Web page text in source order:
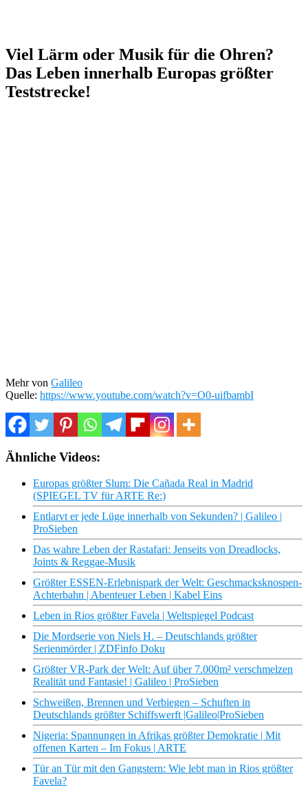
Viel Lärm oder Musik für die Ohren?
Das Leben innerhalb Europas größter
Teststrecke!
Mehr von Galileo
Quelle: https://www.youtube.com/watch?v=O0-uifbambI
Ähnliche Videos:
Europas größter Slum: Die Cañada Real in Madrid
(SPIEGEL TV für ARTE Re:)
Entlarvt er jede Lüge innerhalb von Sekunden? | Galileo |
ProSieben
Das wahre Leben der Rastafari: Jenseits von Dreadlocks,
Joints & Reggae-Musik
Größter ESSEN-Erlebnispark der Welt: Geschmacksknospen-
Achterbahn | Abenteuer Leben | Kabel Eins
Leben in Rios größter Favela | Weltspiegel Podcast
Die Mordserie von Niels H. – Deutschlands größter
Serienmörder | ZDFinfo Doku
Größter VR-Park der Welt: Auf über 7.000m² verschmelzen
Realität und Fantasie! | Galileo | ProSieben
Schweißen, Brennen und Verbiegen – Schuften in
Deutschlands größter Schiffswerft |Galileo|ProSieben
Nigeria: Spannungen in Afrikas größter Demokratie | Mit
offenen Karten – Im Fokus | ARTE
Tür an Tür mit den Gangstern: Wie lebt man in Rios größter
Favela?